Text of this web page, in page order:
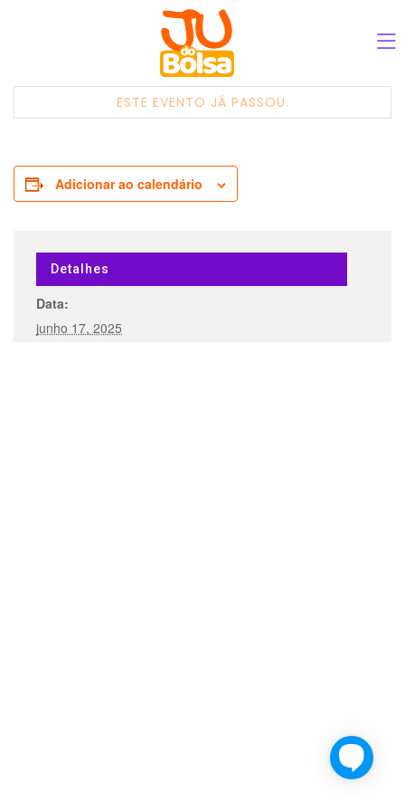
ESTE EVENTO JÁ PASSOU.
Adicionar ao calendário
Detalhes
Data:
junho 17, 2025